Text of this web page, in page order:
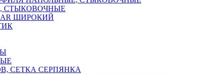
СТЫКОВОЧНЫЕ
ШИРОКИЙ
СЕТКА СЕРПЯНКА